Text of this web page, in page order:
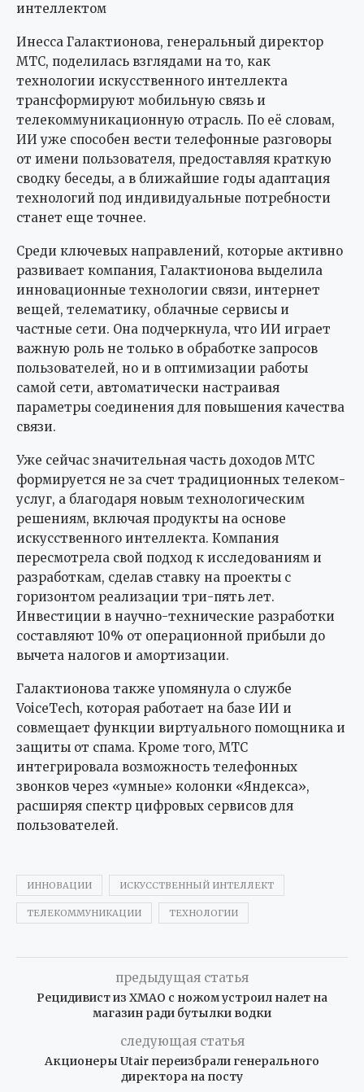
интеллектом
Инесса Галактионова, генеральный директор
МТС, поделилась взглядами на то, как
технологии искусственного интеллекта
трансформируют мобильную связь и
телекоммуникационную отрасль. По её словам,
ИИ уже способен вести телефонные разговоры
от имени пользователя, предоставляя краткую
сводку беседы, а в ближайшие годы адаптация
технологий под индивидуальные потребности
станет еще точнее.
Среди ключевых направлений, которые активно
развивает компания, Галактионова выделила
инновационные технологии связи, интернет
вещей, телематику, облачные сервисы и
частные сети. Она подчеркнула, что ИИ играет
важную роль не только в обработке запросов
пользователей, но и в оптимизации работы
самой сети, автоматически настраивая
параметры соединения для повышения качества
связи.
Уже сейчас значительная часть доходов МТС
формируется не за счет традиционных телеком-
услуг, а благодаря новым технологическим
решениям, включая продукты на основе
искусственного интеллекта. Компания
пересмотрела свой подход к исследованиям и
разработкам, сделав ставку на проекты с
горизонтом реализации три-пять лет.
Инвестиции в научно-технические разработки
составляют 10% от операционной прибыли до
вычета налогов и амортизации.
Галактионова также упомянула о службе
VoiceTech, которая работает на базе ИИ и
совмещает функции виртуального помощника и
защиты от спама. Кроме того, МТС
интегрировала возможность телефонных
звонков через «умные» колонки «Яндекса»,
расширяя спектр цифровых сервисов для
пользователей.
ИННОВАЦИИ ИСКУССТВЕННЫЙ ИНТЕЛЛЕКТ
ТЕЛЕКОММУНИКАЦИИ ТЕХНОЛОГИИ
предыдущая статья
Рецидивист из ХМАО с ножом устроил налет на
магазин ради бутылки водки
следующая статья
Акционеры Utair переизбрали генерального
директора на посту